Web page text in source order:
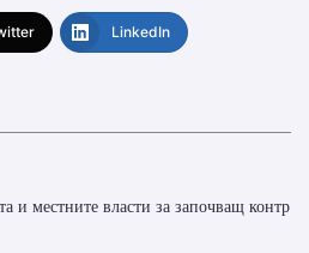
LinkedIn
и местните власти за започващ контр